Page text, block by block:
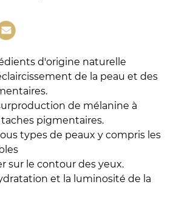
d'origine naturelle
de la peau et des
de mélanine à
taches pigmentaires.
types de peaux y compris les
sur le contour des yeux.
et la luminosité de la